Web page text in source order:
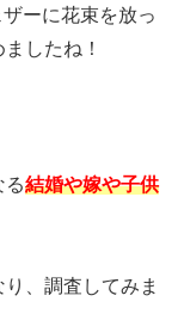
ーに花束を放っ
したね！
る結婚や嫁や子供
、調査してみま